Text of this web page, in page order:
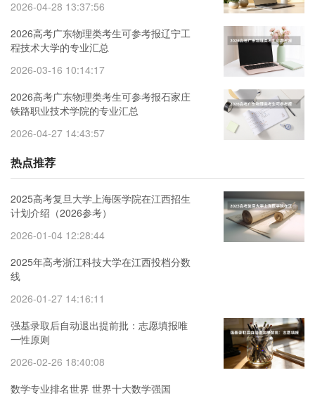
2026-04-28 13:37:56
2026高考广东物理类考生可参考报辽宁工
程技术大学的专业汇总
2026-03-16 10:14:17
2026高考广东物理类考生可参考报石家庄
铁路职业技术学院的专业汇总
2026-04-27 14:43:57
热点推荐
2025高考复旦大学上海医学院在江西招生
计划介绍（2026参考）
2026-01-04 12:28:44
2025年高考浙江科技大学在江西投档分数
线
2026-01-27 14:16:11
强基录取后自动退出提前批：志愿填报唯
一性原则
2026-02-26 18:40:08
数学专业排名世界 世界十大数学强国